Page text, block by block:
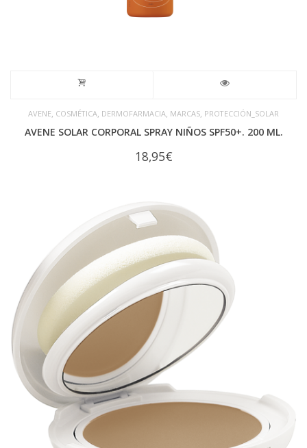
AVENE, COSMÉTICA, DERMOFARMACIA, MARCAS, PROTECCIÓN_SOLAR
AVENE SOLAR CORPORAL SPRAY NIÑOS SPF50+. 200 ML.
18,95€